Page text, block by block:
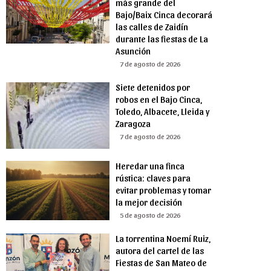
más grande del
Bajo/Baix Cinca decorará
las calles de Zaidín
durante las fiestas de La
Asunción
7 de agosto de 2026
Siete detenidos por
robos en el Bajo Cinca,
Toledo, Albacete, Lleida y
Zaragoza
7 de agosto de 2026
Heredar una finca
rústica: claves para
evitar problemas y tomar
la mejor decisión
5 de agosto de 2026
La torrentina Noemí Ruiz,
autora del cartel de las
Fiestas de San Mateo de